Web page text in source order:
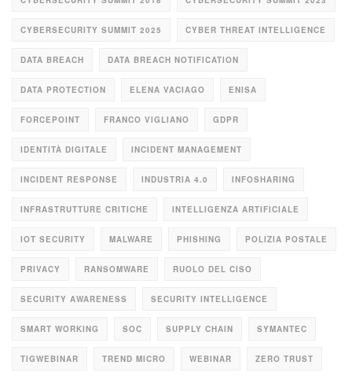
CYBERSECURITY SUMMIT 2025 CYBER THREAT INTELLIGENCE
DATA BREACH DATA BREACH NOTIFICATION
DATA PROTECTION ELENA VACIAGO ENISA
FORCEPOINT FRANCO VIGLIANO GDPR
IDENTITÀ DIGITALE INCIDENT MANAGEMENT
INCIDENT RESPONSE INDUSTRIA 4.0 INFOSHARING
INFRASTRUTTURE CRITICHE INTELLIGENZA ARTIFICIALE
IOT SECURITY MALWARE PHISHING POLIZIA POSTALE
PRIVACY RANSOMWARE RUOLO DEL CISO
SECURITY AWARENESS SECURITY INTELLIGENCE
SMART WORKING SOC SUPPLY CHAIN SYMANTEC
TIGWEBINAR TREND MICRO WEBINAR ZERO TRUST